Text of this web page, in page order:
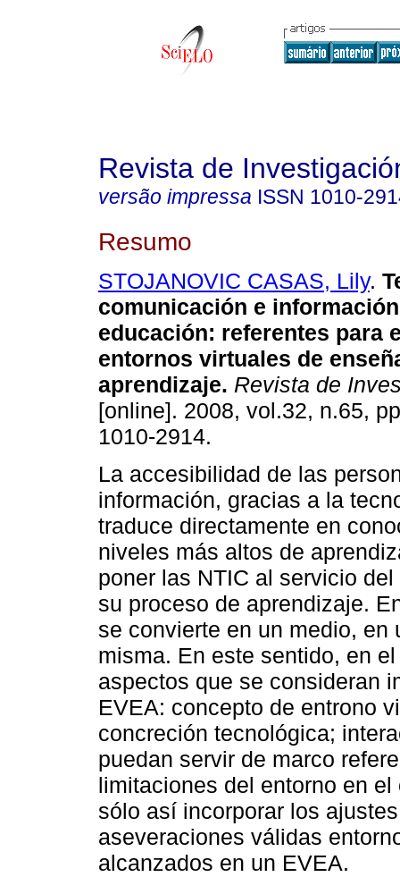
Revista de
versão impressa ISSN 1010-
Resumo
STOJANOVIC CASAS, Lily.
comunicación e
educación: referentes para
entornos virtuales de
aprendizaje. Revista de
[online]. 2008, vol.32, n.65,
1010-2914.
La accesibilidad de las
información, gracias a la
traduce directamente en
niveles más altos de
poner las NTIC al servicio
su proceso de aprendizaje.
se convierte en un medio,
misma. En este sentido, en
aspectos que se consideran
EVEA: concepto de entrono
concreción tecnológica;
puedan servir de marco
limitaciones del entorno en
sólo así incorporar los
aseveraciones válidas
alcanzados en un EVEA.